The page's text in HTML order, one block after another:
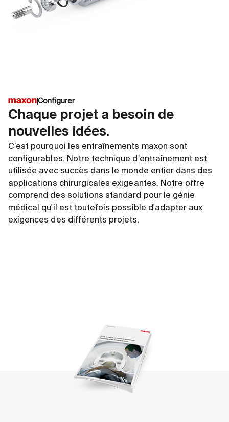
jusqu’à 15`000 tr/min
jusqu’à 2840 mNm
Accès à la boutique
Configurer
Chaque projet a besoin de
nouvelles idées.
C’est pourquoi les entraînements maxon sont
configurables. Notre technique d’entraînement est
utilisée avec succès dans le monde entier dans des
applications chirurgicales exigeantes. Notre offre
comprend des solutions standard pour le génie
médical qu'il est toutefois possible d'adapter aux
exigences des différents projets.